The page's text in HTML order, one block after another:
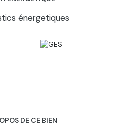
énergetiques
DE CE BIEN